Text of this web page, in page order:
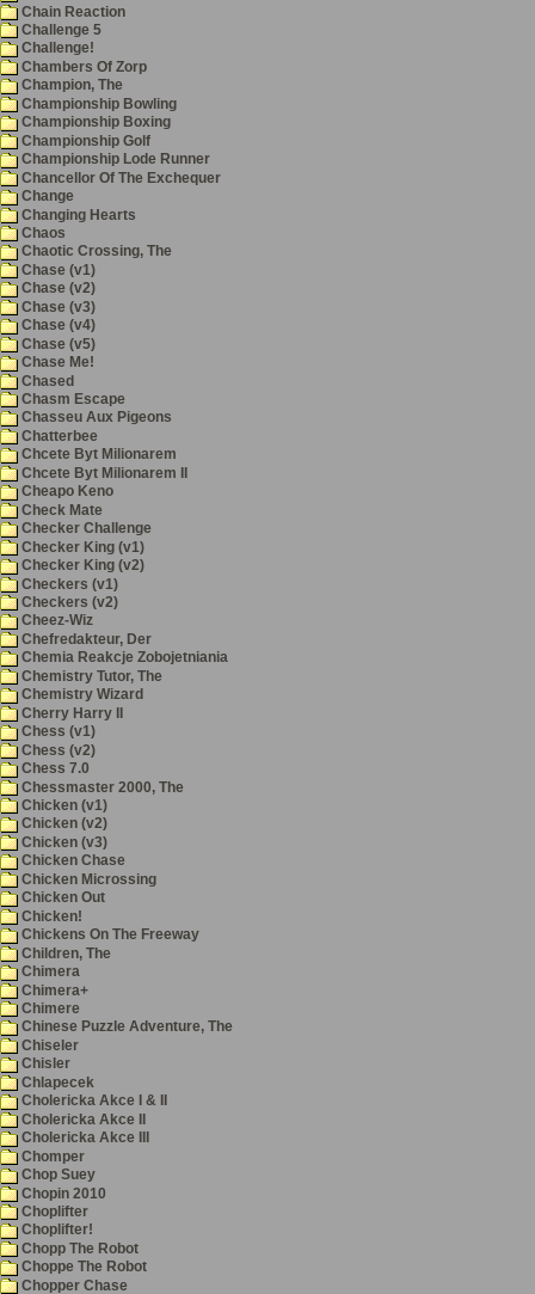
Chain Reaction
Challenge 5
Challenge!
Chambers Of Zorp
Champion, The
Championship Bowling
Championship Boxing
Championship Golf
Championship Lode Runner
Chancellor Of The Exchequer
Change
Changing Hearts
Chaos
Chaotic Crossing, The
Chase (v1)
Chase (v2)
Chase (v3)
Chase (v4)
Chase (v5)
Chase Me!
Chased
Chasm Escape
Chasseu Aux Pigeons
Chatterbee
Chcete Byt Milionarem
Chcete Byt Milionarem II
Cheapo Keno
Check Mate
Checker Challenge
Checker King (v1)
Checker King (v2)
Checkers (v1)
Checkers (v2)
Cheez-Wiz
Chefredakteur, Der
Chemia Reakcje Zobojetniania
Chemistry Tutor, The
Chemistry Wizard
Cherry Harry II
Chess (v1)
Chess (v2)
Chess 7.0
Chessmaster 2000, The
Chicken (v1)
Chicken (v2)
Chicken (v3)
Chicken Chase
Chicken Microssing
Chicken Out
Chicken!
Chickens On The Freeway
Children, The
Chimera
Chimera+
Chimere
Chinese Puzzle Adventure, The
Chiseler
Chisler
Chlapecek
Cholericka Akce I & II
Cholericka Akce II
Cholericka Akce III
Chomper
Chop Suey
Chopin 2010
Choplifter
Choplifter!
Chopp The Robot
Choppe The Robot
Chopper Chase